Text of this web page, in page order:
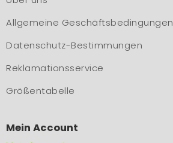
Allgemeine Geschäftsbedingungen
Datenschutz-Bestimmungen
Reklamationsservice
Größentabelle
Mein Account